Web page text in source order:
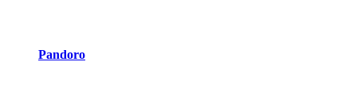
Pandoro